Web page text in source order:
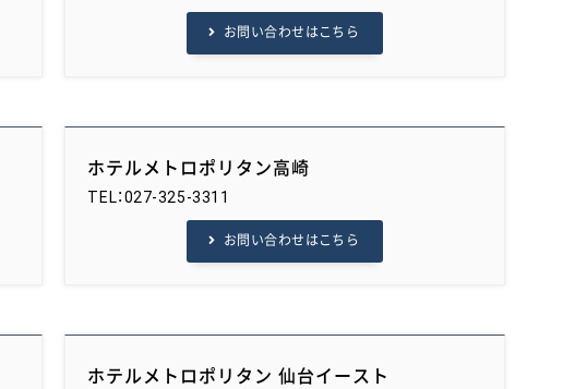
お問い合わせはこちら
ホテルメトロポリタン高崎
TEL：027-325-3311
お問い合わせはこちら
ホテルメトロポリタン 仙台イースト